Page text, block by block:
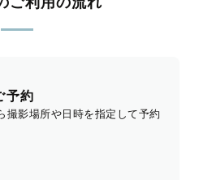
予約
撮影場所や日時を指定して予約